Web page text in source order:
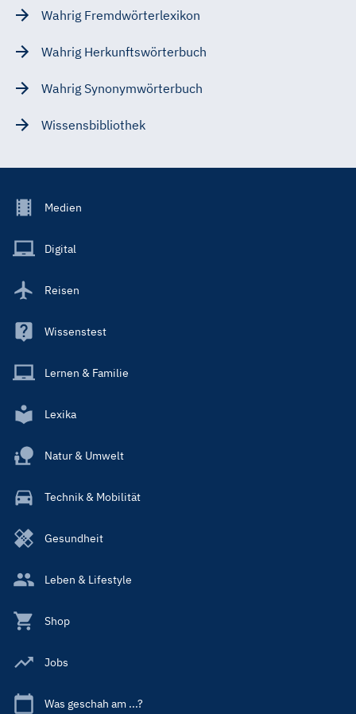
Wahrig Fremdwörterlexikon
Wahrig Herkunftswörterbuch
Wahrig Synonymwörterbuch
Wissensbibliothek
Footer
Main
Medien
Digital
Reisen
Wissenstest
Lernen & Familie
Lexika
Natur & Umwelt
Technik & Mobilität
Gesundheit
Leben & Lifestyle
Shop
Jobs
Was geschah am ...?